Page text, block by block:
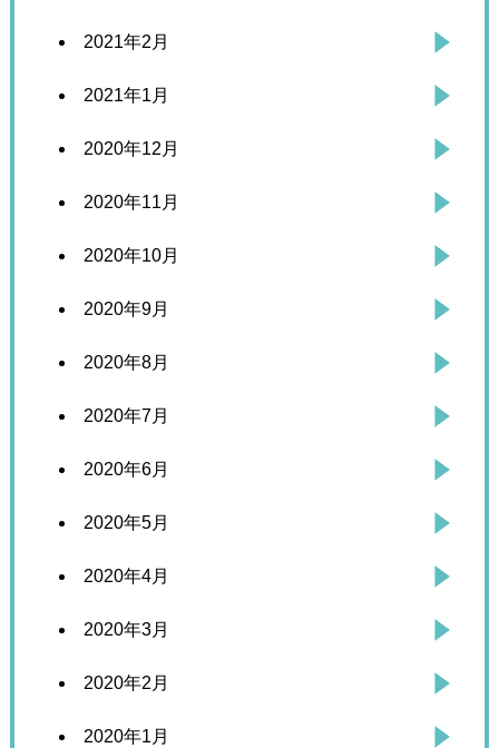
2021年2月
2021年1月
2020年12月
2020年11月
2020年10月
2020年9月
2020年8月
2020年7月
2020年6月
2020年5月
2020年4月
2020年3月
2020年2月
2020年1月